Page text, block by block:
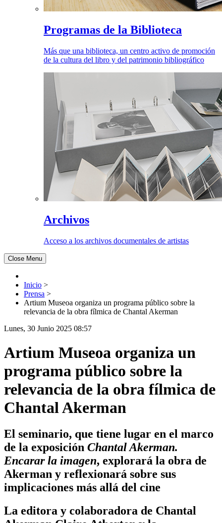
Programas de la Biblioteca
Más que una biblioteca, un centro activo de promoción
de la cultura del libro y del patrimonio bibliográfico
Archivos
Acceso a los archivos documentales de artistas
Close Menu
Inicio >
Prensa >
Artium Museoa organiza un programa público sobre la
relevancia de la obra fílmica de Chantal Akerman
Lunes, 30 Junio 2025 08:57
Artium Museoa organiza un
programa público sobre la
relevancia de la obra fílmica de
Chantal Akerman
El seminario, que tiene lugar en el marco
de la exposición Chantal Akerman.
Encarar la imagen, explorará la obra de
Akerman y reflexionará sobre sus
implicaciones más allá del cine
La editora y colaboradora de Chantal